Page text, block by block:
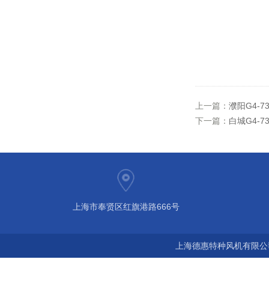
上一篇： 濮阳G4-
下一篇： 白城G4-
上海市奉贤区红旗港路666号
上海德惠特种风机有限